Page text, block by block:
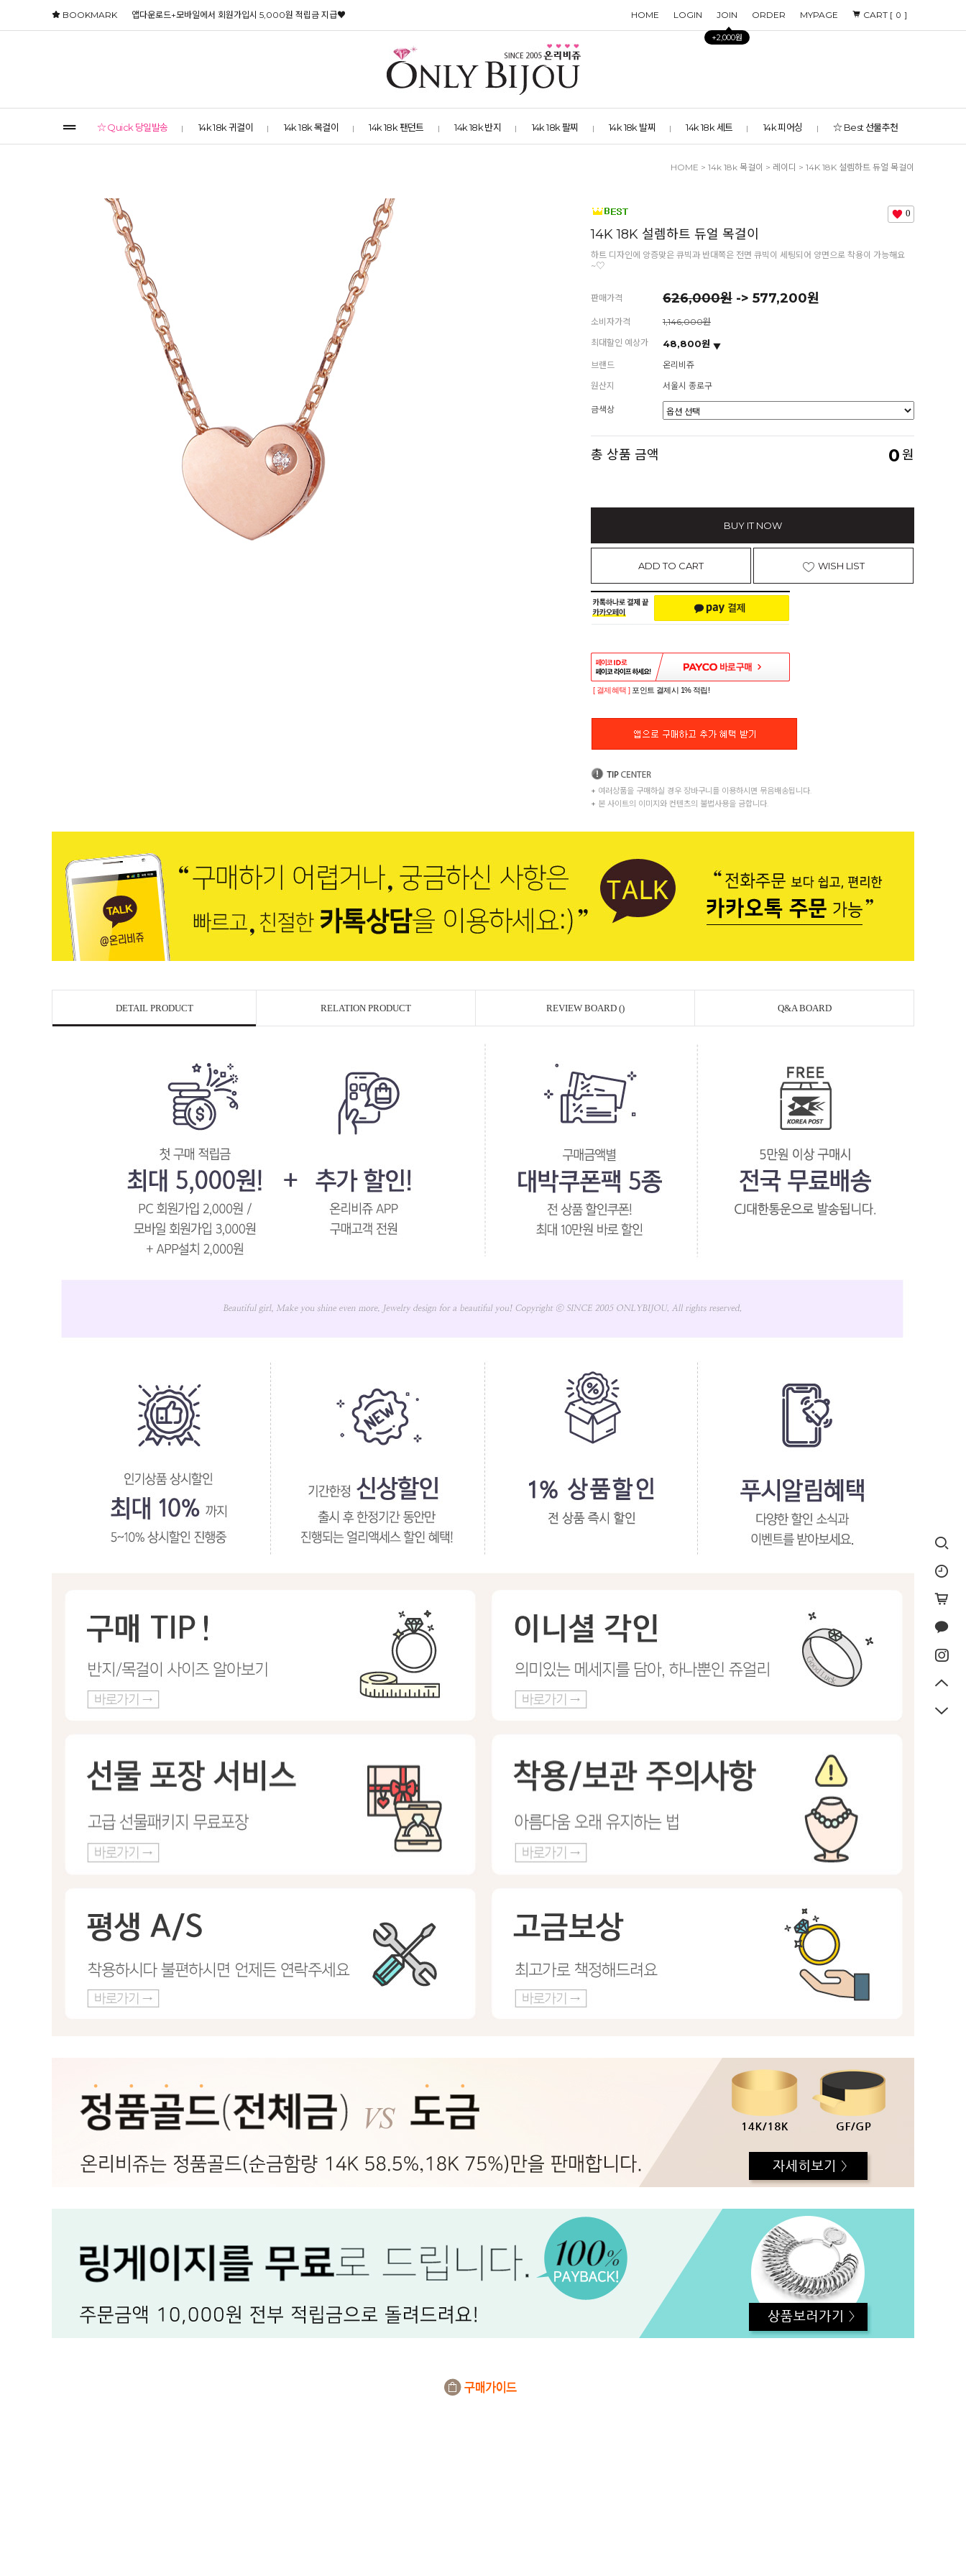
HOME LOGIN JOIN
+2,000원
ORDER MYPAGE CART [ 0 ]
BOOKMARK 앱다운로드+모바일에서 회원가입시 5,000원 적립금 지급♥
☆ Quick 당일발송 14k 18k 귀걸이 14k 18k 목걸이 14k 18k 팬던트 14k 18k 반지 14k 18k 팔찌 14k 18k 발찌 14k 18k 세트 14k 피어싱 ☆ Best 선물추천
HOME > 14k 18k 목걸이 > 레이디 > 14K 18K 설렘하트 듀얼 목걸이
0
14K 18K 설렘하트 듀얼 목걸이
하트 디자인에 앙증맞은 큐빅과 반대쪽은 전면 큐빅이 세팅되어 양면으로 착용이 가능해요
~♡
판매가격 626,000원 -> 577,200원
소비자가격
1,146,000원
최대할인 예상가
48,800원
브랜드
온리비쥬
원산지
서울시 종로구
금색상
총 상품 금액 0원
BUY IT NOW
ADD TO CART WISH LIST
페이코 ID로 페이코 라이
[ 결제혜택 ] 포인트 결제시 1% 적립!
+ 여러상품을 구매하실 경우 장바구니를 이용하시면 묶음배송됩니다.
+ 본 사이트의 이미지와 컨텐츠의 불법사용을 금합니다.
DETAIL PRODUCT RELATION PRODUCT REVIEW BOARD () Q&A BOARD